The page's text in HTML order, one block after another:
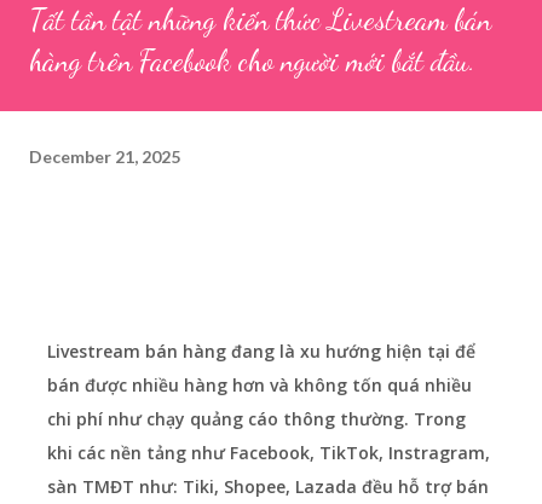
Tất tần tật những kiến thức Livestream bán
hàng trên Facebook cho người mới bắt đầu.
December 21, 2025
Livestream bán hàng đang là xu hướng hiện tại để
bán được nhiều hàng hơn và không tốn quá nhiều
chi phí như chạy quảng cáo thông thường. Trong
khi các nền tảng như Facebook, TikTok, Instragram,
sàn TMĐT như: Tiki, Shopee, Lazada đều hỗ trợ bán